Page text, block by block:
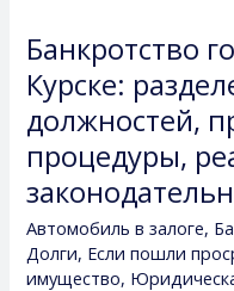
Банкротство
Курске:
должностей,
процедуры,
Автомобиль в залоге,
Долги, Если пошли
имущество,
Банкротство
госслужащих
в
Курске:
разделение
по
категориям
должностей,
применимость